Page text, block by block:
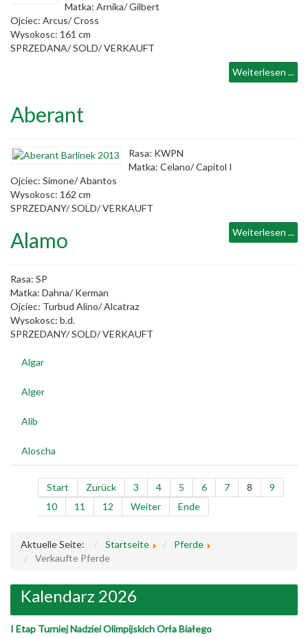
Matka: Arnika/ Gilbert
Ojciec: Arcus/ Cross
Wysokosc: 161 cm
SPRZEDANA/ SOLD/ VERKAUFT
Weiterlesen ...
Aberant
Rasa: KWPN
Matka: Celano/ Capitol I
Ojciec: Simone/ Abantos
Wysokosc: 162 cm
SPRZEDANY/ SOLD/ VERKAUFT
Weiterlesen ...
Alamo
Rasa: SP
Matka: Dahna/ Kerman
Ojciec: Turbud Alino/ Alcatraz
Wysokosc: b.d.
SPRZEDANY/ SOLD/ VERKAUFT
Algar
Alger
Alib
Aloscha
Start Zurück 3 4 5 6 7 8
9
10
11 12 Weiter Ende
Aktuelle Seite: Startseite
Pferde
Verkaufte Pferde
Kalendarz 2026
I Etap Turniej Nadziei Olimpijskich Orła Białego